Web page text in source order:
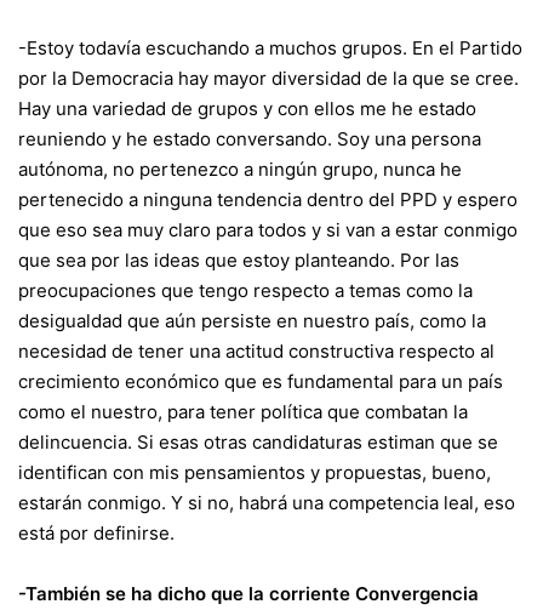
-Estoy todavía escuchando a muchos grupos. En el Partido
por la Democracia hay mayor diversidad de la que se cree.
Hay una variedad de grupos y con ellos me he estado
reuniendo y he estado conversando. Soy una persona
autónoma, no pertenezco a ningún grupo, nunca he
pertenecido a ninguna tendencia dentro del PPD y espero
que eso sea muy claro para todos y si van a estar conmigo
que sea por las ideas que estoy planteando. Por las
preocupaciones que tengo respecto a temas como la
desigualdad que aún persiste en nuestro país, como la
necesidad de tener una actitud constructiva respecto al
crecimiento económico que es fundamental para un país
como el nuestro, para tener política que combatan la
delincuencia. Si esas otras candidaturas estiman que se
identifican con mis pensamientos y propuestas, bueno,
estarán conmigo. Y si no, habrá una competencia leal, eso
está por definirse.
-También se ha dicho que la corriente Convergencia